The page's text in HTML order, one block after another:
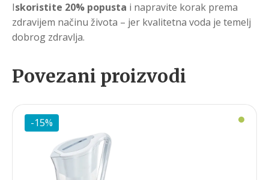
Iskoristite 20% popusta i napravite korak prema
zdravijem načinu života – jer kvalitetna voda je temelj
dobrog zdravlja.
Povezani proizvodi
-15%